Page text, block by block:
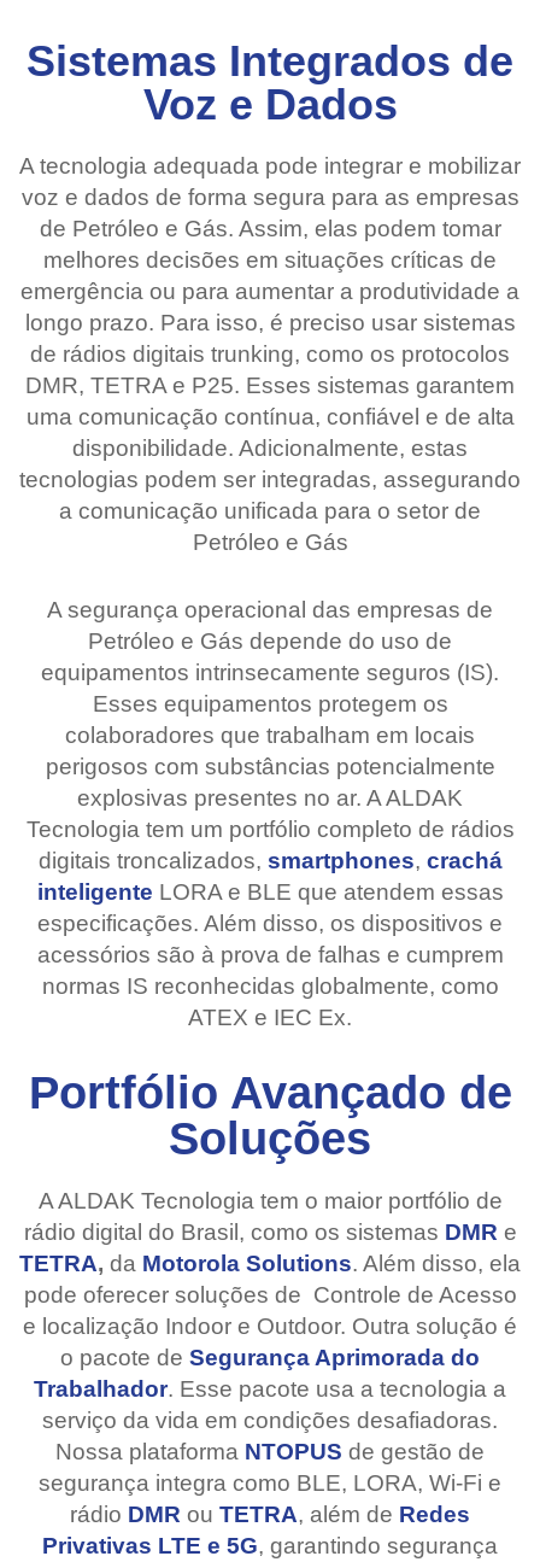
Sistemas Integrados de
Voz e Dados
A tecnologia adequada pode integrar e mobilizar
voz e dados de forma segura para as empresas
de Petróleo e Gás. Assim, elas podem tomar
melhores decisões em situações críticas de
emergência ou para aumentar a produtividade a
longo prazo. Para isso, é preciso usar sistemas
de rádios digitais trunking, como os protocolos
DMR, TETRA e P25. Esses sistemas garantem
uma comunicação contínua, confiável e de alta
disponibilidade. Adicionalmente, estas
tecnologias podem ser integradas, assegurando
a comunicação unificada para o setor de
Petróleo e Gás
A segurança operacional das empresas de
Petróleo e Gás depende do uso de
equipamentos intrinsecamente seguros (IS).
Esses equipamentos protegem os
colaboradores que trabalham em locais
perigosos com substâncias potencialmente
explosivas presentes no ar. A ALDAK
Tecnologia tem um portfólio completo de rádios
digitais troncalizados, smartphones, crachá
inteligente LORA e BLE que atendem essas
especificações. Além disso, os dispositivos e
acessórios são à prova de falhas e cumprem
normas IS reconhecidas globalmente, como
ATEX e IEC Ex.
Portfólio Avançado de
Soluções
A ALDAK Tecnologia tem o maior portfólio de
rádio digital do Brasil, como os sistemas DMR e
TETRA, da Motorola Solutions. Além disso, ela
pode oferecer soluções de Controle de Acesso
e localização Indoor e Outdoor. Outra solução é
o pacote de Segurança Aprimorada do
Trabalhador. Esse pacote usa a tecnologia a
serviço da vida em condições desafiadoras.
Nossa plataforma NTOPUS de gestão de
segurança integra como BLE, LORA, Wi-Fi e
rádio DMR ou TETRA, além de Redes
Privativas LTE e 5G, garantindo segurança